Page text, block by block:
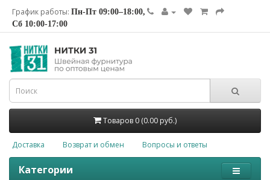
График работы: Пн-Пт 09:00–18:00,
Сб 10:00-17:00
Товаров 0 (0.00 руб.)
Доставка Возврат и обмен Вопросы и ответы
Категории